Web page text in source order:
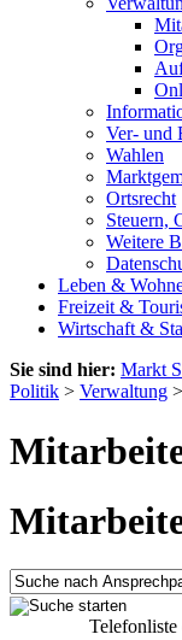
Ver- und
Wahlen
Ortsrecht
Steuern,
Weitere
Leben &
Freizeit &
Wirtschaft &
Sie sind hier: Markt
Politik > Verwaltung >